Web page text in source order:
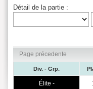
Détail de la partie :
Page précedente
Div. - Grp.
Élite -